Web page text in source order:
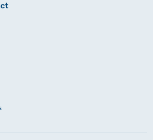
1874-1879
1875-1875
Digitalisate
1880-1965
1966-1982